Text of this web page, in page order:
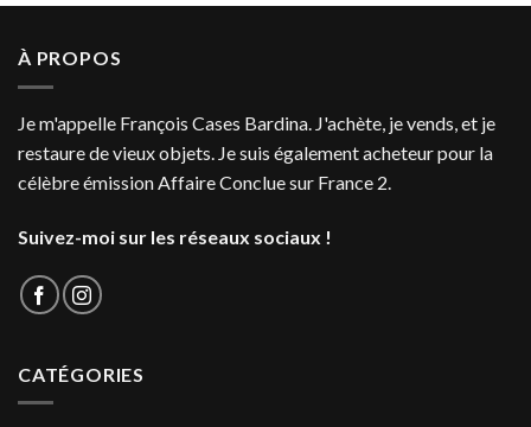
À PROPOS
Je m'appelle François Cases Bardina. J'achète, je vends, et je
restaure de vieux objets. Je suis également acheteur pour la
célèbre émission Affaire Conclue sur France 2.
Suivez-moi sur les réseaux sociaux !
CATÉGORIES